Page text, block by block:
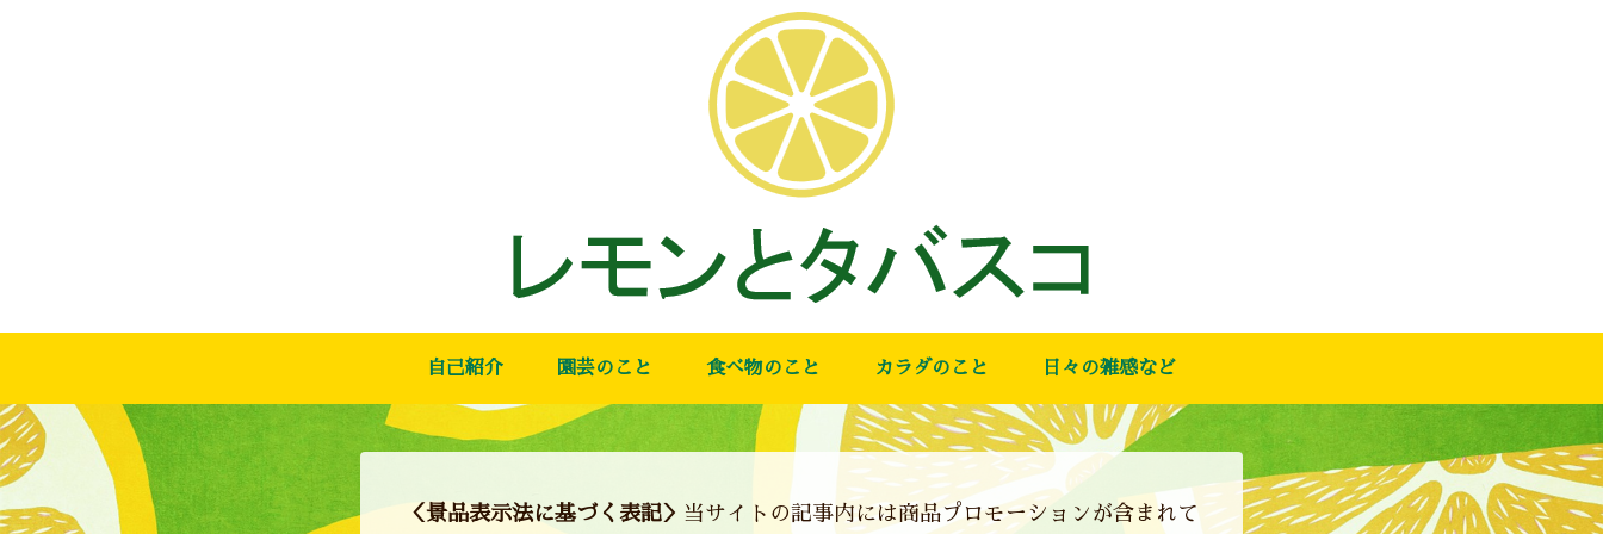
自己紹介 園芸のこと 食べ物のこと カラダのこと 日々の雑感など
＜景品表示法に基づく表記＞ 当サイトの記事内には商品プロモーションが含まれて